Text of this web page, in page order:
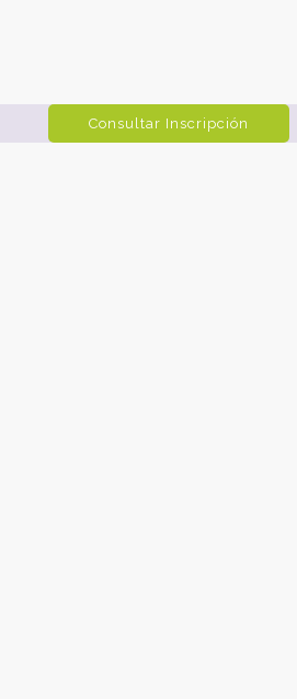
Consultar Inscripción